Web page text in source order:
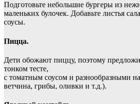
Подготовьте небольшие бургеры из
маленьких булочек. Добавьте листья
соусы.
Пицца.
Дети обожают пиццу, поэтому
тонком тесте,
с томатным соусом и разнообразными
ветчина, грибы, оливки и т.д.).